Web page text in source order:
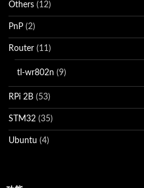
Others (12)
PnP (2)
Router (11)
tl-wr802n (9)
RPi 2B (53)
STM32 (35)
Ubuntu (4)